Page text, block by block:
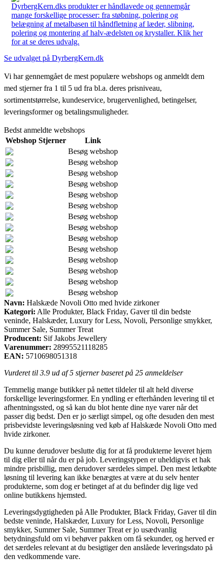
DyrbergKern.dks produkter er håndlavede og gennemgår
mange forskellige processer: fra støbning, polering og
belægning af metalbasen til håndfletning af læder, slibning,
polering og montering af halv-ædelsten og krystaller. Klik her
for at se deres udvalg.
Se udvalget på DyrbergKern.dk
Vi har gennemgået de mest populære webshops og anmeldt dem
med stjerner fra 1 til 5 ud fra bl.a. deres prisniveau,
sortimentstørrelse, kundeservice, brugervenlighed, betingelser,
leveringsformer og betalingsmuligheder.
Bedst anmeldte webshops
Webshop Stjerner
Link
Besøg webshop
Besøg webshop
Besøg webshop
Besøg webshop
Besøg webshop
Besøg webshop
Besøg webshop
Besøg webshop
Besøg webshop
Besøg webshop
Besøg webshop
Besøg webshop
Besøg webshop
Besøg webshop
Navn: Halskæde Novoli Otto med hvide zirkoner
Kategori: Alle Produkter, Black Friday, Gaver til din bedste
veninde, Halskæder, Luxury for Less, Novoli, Personlige smykker,
Summer Sale, Summer Treat
Producent: Sif Jakobs Jewellery
Varenummer: 28995521118285
EAN: 5710698051318
Vurderet til 3.9 ud af 5 stjerner baseret på 25 anmeldelser
Temmelig mange butikker på nettet tildeler til alt held diverse
forskellige leveringsformer. En yndling er efterhånden levering til et
afhentningssted, og så kan du blot hente dine nye varer når det
passer dig bedst. Den er jo særligt simpel, og ofte desuden den mest
prisbevidste leveringsløsning ved køb af Halskæde Novoli Otto med
hvide zirkoner.
Du kunne derudover beslutte dig for at få produkterne leveret hjem
til dig eller til når du er på job. Leveringstypen er uheldigvis et hak
mindre prisbillig, men derudover særdeles simpel. Den mest letkøbte
løsning til levering kan ikke benægtes at være at du selv henter
produkterne, som dog er betinget af at du befinder dig lige ved
online butikkens hjemsted.
Leveringsdygtigheden på Alle Produkter, Black Friday, Gaver til din
bedste veninde, Halskæder, Luxury for Less, Novoli, Personlige
smykker, Summer Sale, Summer Treat er jo usædvanlig
betydningsfuld om vi behøver pakken om få sekunder, og herved er
det særdeles relevant at du besigtiger den anslåede leveringsdato på
den vedkommende vare.